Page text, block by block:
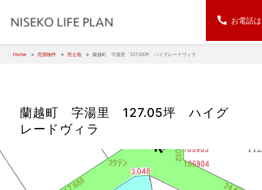
Home 売買物件 売土地 蘭越町 字湯里 127.05坪 ハイグレードヴィラ
蘭越町 字湯里 127.05坪 ハイグ
レードヴィラ
お電話